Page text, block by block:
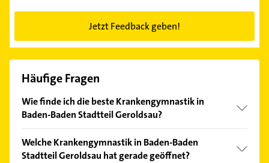
Jetzt Feedback geben!
Häufige Fragen
Wie finde ich die beste Krankengymnastik in
Baden-Baden Stadtteil Geroldsau?
Kundenmeinungen und profitieren Sie von den
Welche Krankengymnastik in Baden-Baden
Stadtteil Geroldsau hat gerade geöffnet?